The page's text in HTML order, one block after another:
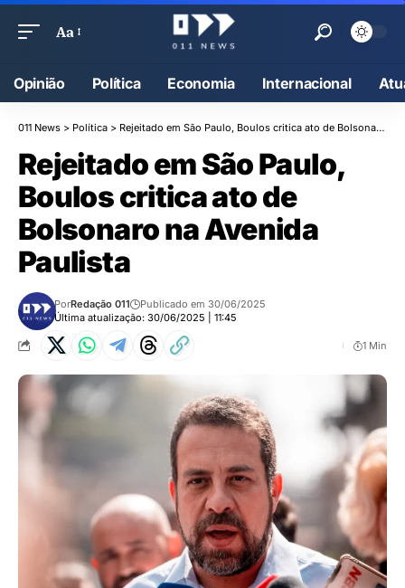
Aa
Opinião Política Economia Internacional
011 News > Política > Rejeitado em São Paulo, Boulos critica ato de Bolsonaro na Avenida Paulista
Rejeitado em São Paulo,
Boulos critica ato de
Bolsonaro na Avenida
Paulista
Última atualização: 30/06/2025 | 11:45
PorRedação 011 Publicado em 30/06/2025
1 Min